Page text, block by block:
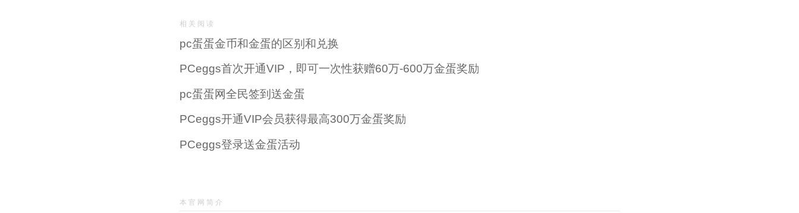
相关阅读
pc蛋蛋金币和金蛋的区别和兑换
PCeggs首次开通VIP，即可一次性获赠60万-600万金蛋奖励
pc蛋蛋网全民签到送金蛋
PCeggs开通VIP会员获得最高300万金蛋奖励
PCeggs登录送金蛋活动
本官网简介